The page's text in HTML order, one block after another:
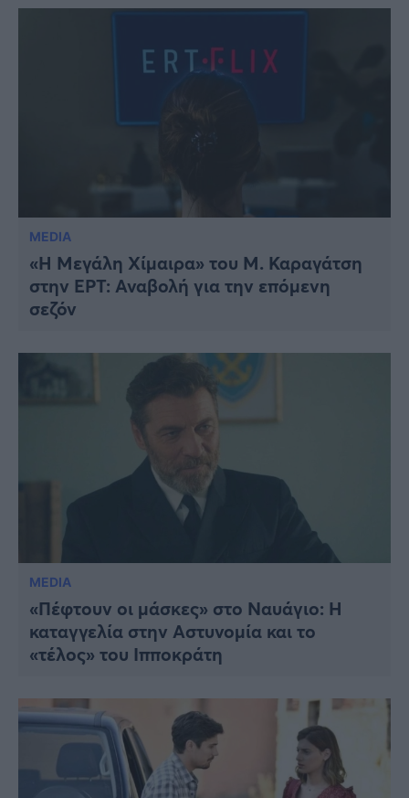
MEDIA
«Η Μεγάλη Χίμαιρα» του Μ. Καραγάτση
στην ΕΡΤ: Αναβολή για την επόμενη
σεζόν
MEDIA
«Πέφτουν οι μάσκες» στο Ναυάγιο: Η
καταγγελία στην Αστυνομία και το
«τέλος» του Ιπποκράτη